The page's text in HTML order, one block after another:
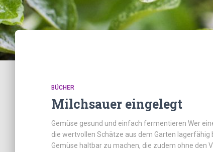
BÜCHER
Milchsauer eingelegt
Gemüse gesund und einfach fermentieren Wer
die wertvollen Schätze aus dem Garten
Gemüse haltbar zu machen, die zudem ohne den